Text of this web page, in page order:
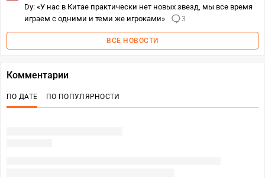
Dy: «У нас в Китае практически нет новых звезд, мы все время
играем с одними и теми же игроками»
3
ВСЕ НОВОСТИ
Комментарии
ПО ДАТЕ ПО ПОПУЛЯРНОСТИ